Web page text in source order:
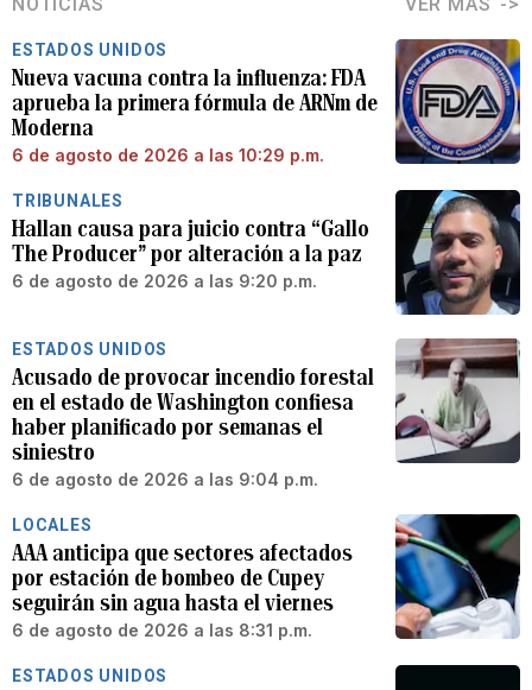
ESTADOS UNIDOS
Nueva vacuna contra la influenza: FDA
aprueba la primera fórmula de ARNm de
Moderna
6 de agosto de 2026 a las 10:29 p.m.
TRIBUNALES
Hallan causa para juicio contra “Gallo
The Producer” por alteración a la paz
6 de agosto de 2026 a las 9:20 p.m.
ESTADOS UNIDOS
Acusado de provocar incendio forestal
en el estado de Washington confiesa
haber planificado por semanas el
siniestro
6 de agosto de 2026 a las 9:04 p.m.
LOCALES
AAA anticipa que sectores afectados
por estación de bombeo de Cupey
seguirán sin agua hasta el viernes
6 de agosto de 2026 a las 8:31 p.m.
ESTADOS UNIDOS